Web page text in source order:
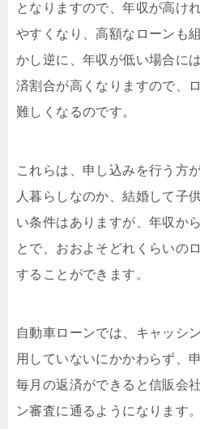
となりますので、年収が高け
やすくなり、高額なローンも
かし逆に、年収が低い場合に
済割合が高くなりますので、
難しくなるのです。
これらは、申し込みを行う方
人暮らしなのか、結婚して子
い条件はありますが、年収か
とで、おおよそどれくらいの
することができます。
自動車ローンでは、キャッシ
用していないにかかわらず、
毎月の返済ができると信販会
ン審査に通るようになります